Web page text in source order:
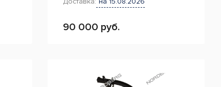
90 000 руб.